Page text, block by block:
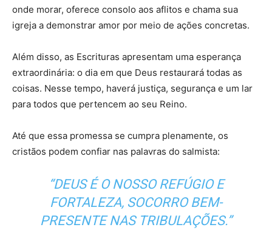
onde morar, oferece consolo aos aflitos e chama sua
igreja a demonstrar amor por meio de ações concretas.
Além disso, as Escrituras apresentam uma esperança
extraordinária: o dia em que Deus restaurará todas as
coisas. Nesse tempo, haverá justiça, segurança e um lar
para todos que pertencem ao seu Reino.
Até que essa promessa se cumpra plenamente, os
cristãos podem confiar nas palavras do salmista:
“DEUS É O NOSSO REFÚGIO E
FORTALEZA, SOCORRO BEM-
PRESENTE NAS TRIBULAÇÕES.”